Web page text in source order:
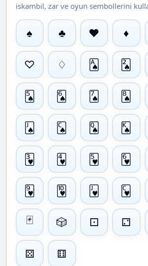
iskambil, zar ve oyun sembollerini
♠ ♣ ♥ ♦
♡ ♢ 🂡 🂢
🂥 🂦 🂧 🂨
🂫 🂬 🂭 🂮
🂳 🂴 🂵 🂶
🂹 🂺 🂻 🂼
🃏 🎲 ⚀ ⚁
⚄ ⚅